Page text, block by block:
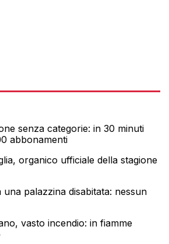
senza categorie: in 30 minuti
abbonamenti
organico ufficiale della stagione
palazzina disabitata: nessun
vasto incendio: in fiamme